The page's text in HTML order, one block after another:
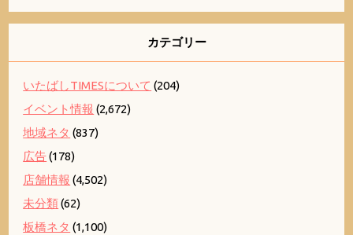
カテゴリー
いたばしTIMESについて (204)
イベント情報 (2,672)
地域ネタ (837)
広告(178)
店舗情報 (4,502)
未分類(62)
板橋ネタ (1,100)